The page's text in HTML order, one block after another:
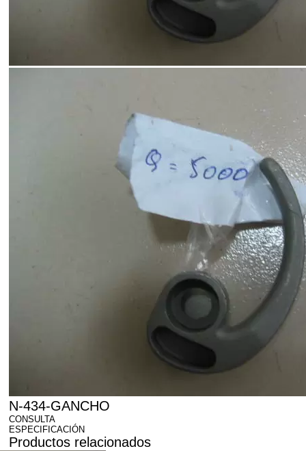
N-434-GANCHO
CONSULTA
ESPECIFICACIÓN
Productos relacionados